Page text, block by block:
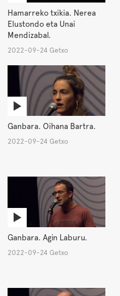
Hamarreko txikia. Nerea
Elustondo eta Unai
Mendizabal.
2022-09-24 Getxo
Ganbara. Oihana Bartra.
2022-09-24 Getxo
Ganbara. Agin Laburu.
2022-09-24 Getxo